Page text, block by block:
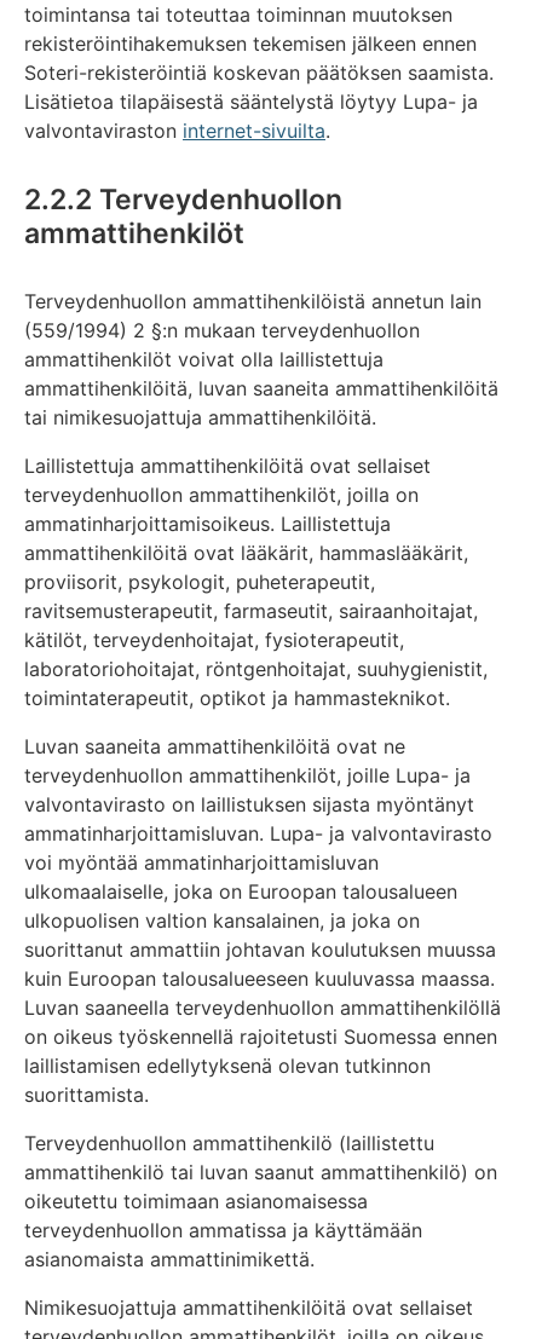
toimintansa tai toteuttaa toiminnan muutoksen
rekisteröintihakemuksen tekemisen jälkeen ennen
Soteri-rekisteröintiä koskevan päätöksen saamista.
Lisätietoa tilapäisestä sääntelystä löytyy Lupa- ja
valvontaviraston internet-sivuilta.
2.2.2 Terveydenhuollon
ammattihenkilöt
Terveydenhuollon ammattihenkilöistä annetun lain
(559/1994) 2 §:n mukaan terveydenhuollon
ammattihenkilöt voivat olla laillistettuja
ammattihenkilöitä, luvan saaneita ammattihenkilöitä
tai nimikesuojattuja ammattihenkilöitä.
Laillistettuja ammattihenkilöitä ovat sellaiset
terveydenhuollon ammattihenkilöt, joilla on
ammatinharjoittamisoikeus. Laillistettuja
ammattihenkilöitä ovat lääkärit, hammaslääkärit,
proviisorit, psykologit, puheterapeutit,
ravitsemusterapeutit, farmaseutit, sairaanhoitajat,
kätilöt, terveydenhoitajat, fysioterapeutit,
laboratoriohoitajat, röntgenhoitajat, suuhygienistit,
toimintaterapeutit, optikot ja hammasteknikot.
Luvan saaneita ammattihenkilöitä ovat ne
terveydenhuollon ammattihenkilöt, joille Lupa- ja
valvontavirasto on laillistuksen sijasta myöntänyt
ammatinharjoittamisluvan. Lupa- ja valvontavirasto
voi myöntää ammatinharjoittamisluvan
ulkomaalaiselle, joka on Euroopan talousalueen
ulkopuolisen valtion kansalainen, ja joka on
suorittanut ammattiin johtavan koulutuksen muussa
kuin Euroopan talousalueeseen kuuluvassa maassa.
Luvan saaneella terveydenhuollon ammattihenkilöllä
on oikeus työskennellä rajoitetusti Suomessa ennen
laillistamisen edellytyksenä olevan tutkinnon
suorittamista.
Terveydenhuollon ammattihenkilö (laillistettu
ammattihenkilö tai luvan saanut ammattihenkilö) on
oikeutettu toimimaan asianomaisessa
terveydenhuollon ammatissa ja käyttämään
asianomaista ammattinimikettä.
Nimikesuojattuja ammattihenkilöitä ovat sellaiset